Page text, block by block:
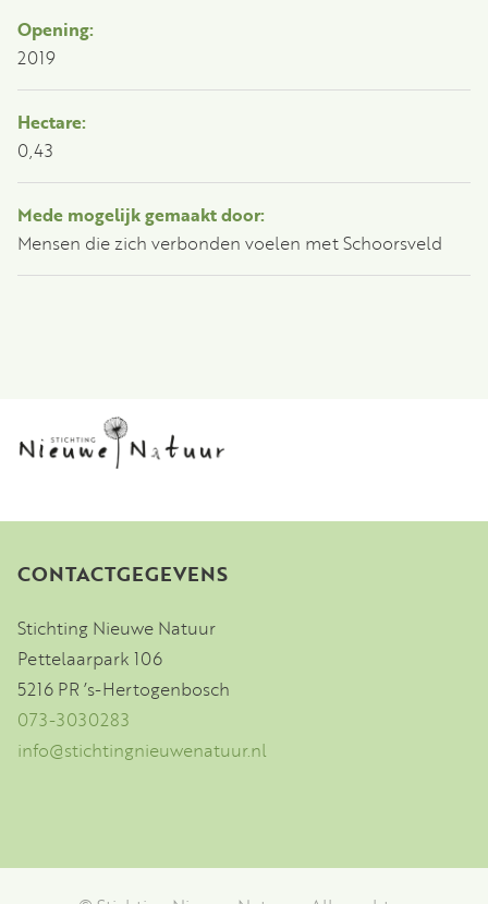
Opening:
2019
Hectare:
0,43
Mede mogelijk gemaakt door:
Mensen die zich verbonden voelen met Schoorsveld
CONTACTGEGEVENS
Stichting Nieuwe Natuur
Pettelaarpark 106
5216 PR ’s-Hertogenbosch
073-3030283
info@stichtingnieuwenatuur.nl